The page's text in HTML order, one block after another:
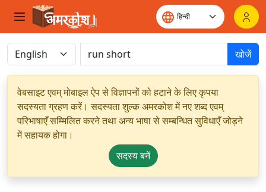
खोजें
वेबसाइट एवम् मोबाइल ऐप से विज्ञापनों को हटाने के लिए कृपया
सदस्यता ग्रहण करें। सदस्यता शुल्क अमरकोश में नए शब्द एवम्
परिभाषाएँ सम्मिलित करने तथा अन्य भाषा से सम्बन्धित सुविधाएँ जोड़ने
में सहायक होगा।
सदस्य बनें